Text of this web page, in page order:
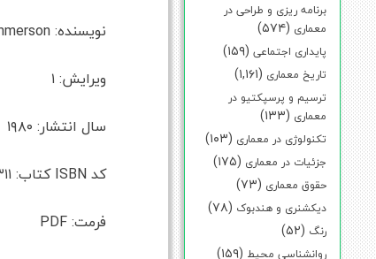
برنامه ریزی و طراحی در
معماری (۵۷۴)
پایداری اجتماعی (۱۵۹)
تاریخ معماری (۱,۱۶۱)
ترسیم و پرسپکتیو در
معماری (۱۳۳)
تکنولوژی در معماری (۱۰۳)
جزئیات در معماری (۱۷۵)
حقوق معماری (۷۳)
دیکشنری و هندبوک (۷۸)
رنگ (۵۲)
روانشناسی محیط (۱۵۹)
نویسنده: John Summerson
ویرایش: ۱
سال انتشار: ۱۹۸۰
کد ISBN کتاب: ۰۲۶۲۱۹۰۳۱۱
فرمت: PDF